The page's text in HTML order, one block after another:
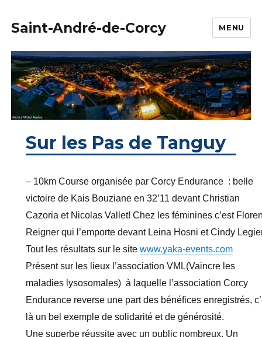
Saint-André-de-Corcy MENU
Sur les Pas de Tanguy
– 10km Course organisée par Corcy Endurance : belle
victoire de Kais Bouziane en 32’11 devant Christian
Cazoria et Nicolas Vallet! Chez les féminines c’est
Reigner qui l’emporte devant Leina Hosni et Cindy
Tout les résultats sur le site www.yaka-events.com
Présent sur les lieux l’association VML(Vaincre les
maladies lysosomales) à laquelle l’association Corcy
Endurance reverse une part des bénéfices enregistrés,
là un bel exemple de solidarité et de générosité.
Une superbe réussite avec un public nombreux, Un